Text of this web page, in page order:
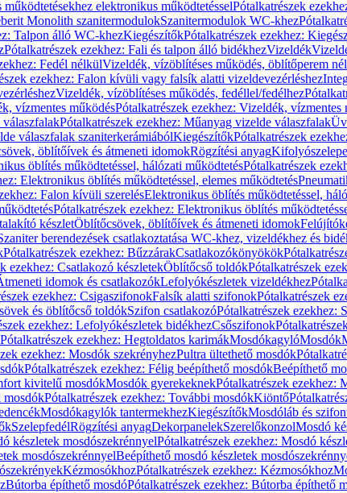
elektronikus működtetésselPótalkatrészek
Monolith szanitermodulokSzanitermodulok WC-khez
Talpon álló WC-khezKiegészítőkPótalkatrészek ezekhez:
Pótalkatrészek ezekhez: Fali és talpon álló bidékhezVizeldék
Fedél nélkülVizeldék, vízöblítéses működés, öblítőperem
ezekhez: Falon kívüli vagy falsík alatti vizeldevezérléshez
Vizeldék, vízöblítéses működés, fedéllel/fedélhez
vízmentes működésPótalkatrészek ezekhez: Vizeldék, vízmentes
Pótalkatrészek ezekhez: Műanyag vizelde válaszfalak
válaszfalak szaniterkerámiábólKiegészítőkPótalkatrészek
öblítőívek és átmeneti idomokRögzítési anyag
öblítés működtetéssel, hálózati működtetésPótalkatrészek
Elektronikus öblítés működtetéssel, elemes működtetés
Falon kívüli szerelésElektronikus öblítés működtetéssel,
Pótalkatrészek ezekhez: Elektronikus öblítés
készletÖblítőcsövek, öblítőívek és átmeneti idomok
berendezések csatlakoztatása WC-khez, vizeldékhez és
Pótalkatrészek ezekhez: BűzzárakCsatlakozókönyökök
ezekhez: Csatlakozó készletekÖblítőcső toldókPótalkatrészek
idomok és csatlakozókLefolyókészletek vizeldékhez
ezekhez: CsigaszifonokFalsík alatti szifonokPótalkatrészek
és öblítőcső toldókSzifon csatlakozóPótalkatrészek ezekhez:
ezekhez: Lefolyókészletek bidékhezCsőszifonok
Pótalkatrészek ezekhez: Hegtoldatos karimákMosdókagylóMosdók
ezekhez: Mosdók szekrényhezPultra ültethető mosdók
Pótalkatrészek ezekhez: Félig beépíthető mosdókBeépíthető
kivitelű mosdókMosdók gyerekeknekPótalkatrészek ezekhez:
mosdókPótalkatrészek ezekhez: További mosdókKiöntő
Mosdókagylók tantermekhezKiegészítőkMosdóláb és
SzelepfedélRögzítési anyagDekorpanelekSzerelőkonzolMosdó
készletek mosdószekrénnyelPótalkatrészek ezekhez: Mosdó
mosdószekrénnyelBeépíthető mosdó készletek
KézmosókhozPótalkatrészek ezekhez: Kézmosókhoz
Bútorba építhető mosdóPótalkatrészek ezekhez: Bútorba építhető